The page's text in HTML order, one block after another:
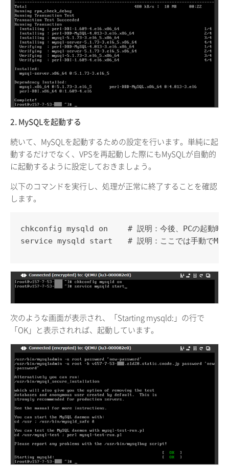
2. MySQLを起動する
続いて、MySQLを起動するための設定を行います。単純に起
動するだけでなく、VPSを再起動した際にもMySQLが自動的
に起動するように設定しておきましょう。
以下のコマンドを実行し、処理が正常に終了することを確認
します。
chkconfig mysqld on　　 # 説明：今後、PCの起動時に
service mysqld start　　# 説明：ここでは手動で
次のような画面が表示され、「Starting mysqld:」の行で
「OK」と表示されれば、起動しています。